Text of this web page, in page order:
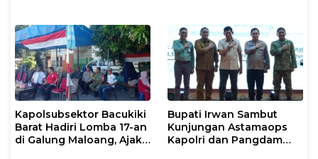
Kapolsubsektor Bacukiki
Barat Hadiri Lomba 17-an
di Galung Maloang, Ajak
Bupati Irwan Sambut
Kunjungan Astamaops
Kapolri dan Pangdam